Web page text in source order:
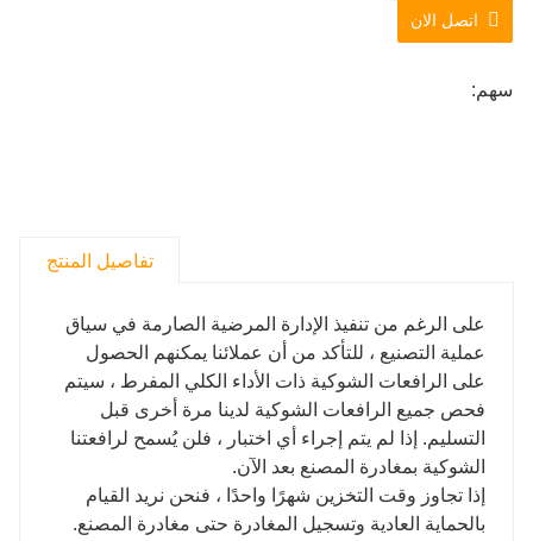
اتصل الان
سهم:
تفاصيل المنتج
على الرغم من تنفيذ الإدارة المرضية الصارمة في سياق
عملية التصنيع ، للتأكد من أن عملائنا يمكنهم الحصول
على الرافعات الشوكية ذات الأداء الكلي المفرط ، سيتم
فحص جميع الرافعات الشوكية لدينا مرة أخرى قبل
التسليم. إذا لم يتم إجراء أي اختبار ، فلن يُسمح لرافعتنا
الشوكية بمغادرة المصنع بعد الآن.
إذا تجاوز وقت التخزين شهرًا واحدًا ، فنحن نريد القيام
بالحماية العادية وتسجيل المغادرة حتى مغادرة المصنع.